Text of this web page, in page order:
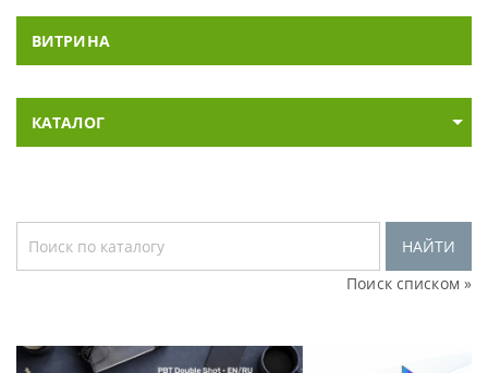
ВИТРИНА
КАТАЛОГ
НАЙТИ
Поиск списком »